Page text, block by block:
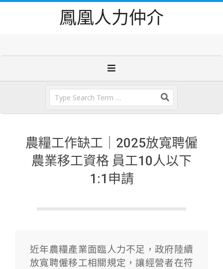
鳳凰人力仲介
農糧工作缺工｜2025放寬聘僱
農業移工資格 員工10人以下
1:1申請
近年農糧產業面臨人力不足，政府陸續
放寬聘僱移工相關規定，讓經營者在符